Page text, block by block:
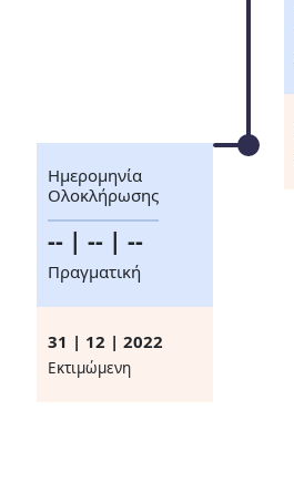
Ημερομηνία
Ολοκλήρωσης
-- | -- | --
Πραγματική
31 | 12 | 2022
Eκτιμώμενη